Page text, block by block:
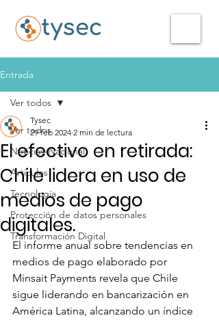
Entrada
Ver todos
Noticias-Nacional
Articulos
Tecnología
Protección de datos personales
Transformación Digital
Ver todos
El efectivo en retirada:
Chile lidera en uso de
medios de pago
digitales.
Tysec
29 feb 2024 2 min de lectura
El informe anual sobre tendencias en
medios de pago elaborado por
Minsait Payments revela que Chile
sigue liderando en bancarización en
América Latina, alcanzando un índice